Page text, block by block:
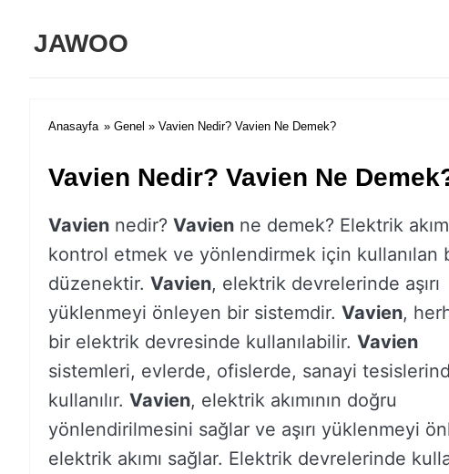
JAWOO
Anasayfa » Genel » Vavien Nedir? Vavien Ne Demek?
Vavien Nedir? Vavien Ne
Vavien nedir? Vavien ne demek? Elektrik
kontrol etmek ve yönlendirmek için kullanılan
düzenektir. Vavien, elektrik devrelerinde aşırı
yüklenmeyi önleyen bir sistemdir. Vavien,
bir elektrik devresinde kullanılabilir. Vavien
sistemleri, evlerde, ofislerde, sanayi
kullanılır. Vavien, elektrik akımının doğru
yönlendirilmesini sağlar ve aşırı yüklenmeyi
elektrik akımı sağlar. Elektrik devrelerinde